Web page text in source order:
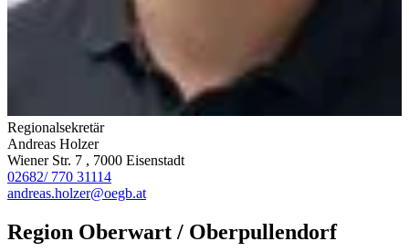
Regionalsekretär
Andreas Holzer
Wiener Str. 7 , 7000 Eisenstadt
02682/ 770 31114
andreas.holzer@oegb.at
Region Oberwart / Oberpullendorf